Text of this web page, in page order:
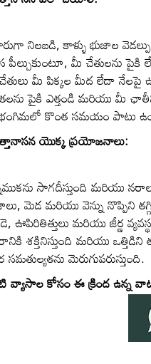
నిలబడి, కాళ్ళు భుజాల
పీల్చుకుంటూ, మీ చేతులను పైకి
మీ పిక్కల మీద లేదా నేలపై
పైకి ఎత్తండి మరియు మీ
కొంత సమయం పాటు
యొక్క ప్రయోజనాలు:
సాగదీస్తుంది మరియు
మెడ మరియు వెన్ను నొప్పిని
ఊపిరితిత్తులు మరియు జీర్ణ
శక్తినిస్తుంది మరియు ఒత్తిడిని
సమతుల్యతను మెరుగుపరుస్తుంది.
వ్యాసాల కోసం ఈ క్రింద ఉన్న